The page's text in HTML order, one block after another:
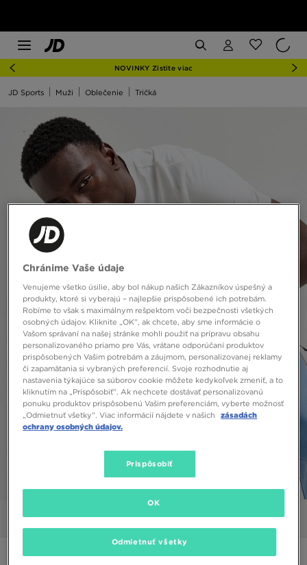
NOVINKY Zistite viac
JD Sports Muži Oblečenie Tričká
Obrázky Video
THE NORTH FACE TRIČKO M SS SIMPLE DOME TEE
Chránime Vaše údaje
Venujeme všetko úsilie, aby bol nákup našich Zákazníkov úspešný a
produkty, ktoré si vyberajú – najlepšie prispôsobené ich potrebám.
Robíme to však s maximálnym rešpektom voči bezpečnosti všetkých
osobných údajov. Kliknite „OK”, ak chcete, aby sme informácie o
Vašom správaní na našej stránke mohli použiť na prípravu obsahu
personalizovaného priamo pre Vás, vrátane odporúčaní produktov
prispôsobených Vašim potrebám a záujmom, personalizovanej reklamy
či zapamätania si vybraných preferencií. Svoje rozhodnutie aj
nastavenia týkajúce sa súborov cookie môžete kedykoľvek zmeniť, a to
kliknutím na „Prispôsobiť”. Ak nechcete dostávať personalizovanú
ponuku produktov prispôsobenú Vašim preferenciám, vyberte možnosť
„Odmietnuť všetky”. Viac informácií nájdete v našich
zásadách
ochrany osobných údajov.
Prispôsobiť
Odmietnuť všetky
OK